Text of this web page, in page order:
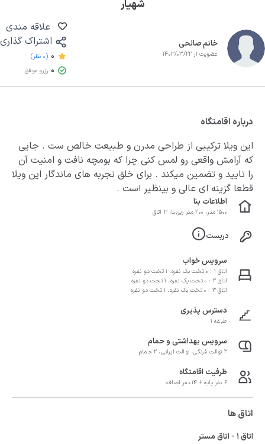
شهیار
خانم صالحی
عضویت از 1403/03/22
اشتراک گذاری
0 (0 نظر)
0 رزرو موفق
درباره اقامتگاه
این ویلا ترکیبی از طراحی مدرن و طبیعت خالص ست . جایی
که آرامش واقعی رو لمس کنی چرا که بومچه نافت و امنیت آن
را تایید و تضمین میکند . برای خلق تجربه های ماندگار این ویلا
قطعا گزینه ای عالی و بینظیر است .
اطلاعات بنا
1500 متر، 200 متر زیربنا، 3 اتاق
دربست
سرویس خواب
اتاق 1 : 0 تخت یک نفره، 1 تخت دو نفره
اتاق 2 : 0 تخت یک نفره، 1 تخت دو نفره
اتاق 3 : 0 تخت یک نفره، 1 تخت دو نفره
دسترس پذیری
طبقه 1
سرویس بهداشتی و حمام
2 توالت فرنگی، توالت ایرانی، 2 حمام
ظرفیت اقامتگاه
6 نفر پایه + 14 نفر اضافه
اتاق ها
اتاق 1 - اتاق مستر